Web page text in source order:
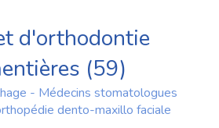
d'orthodontie
(59)
- Médecins stomatologues
dento-maxillo faciale